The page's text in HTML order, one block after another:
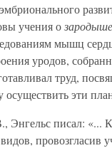
учения о
мышц
уродов,
труд,
осуществить эти
Энгельс писал: «...